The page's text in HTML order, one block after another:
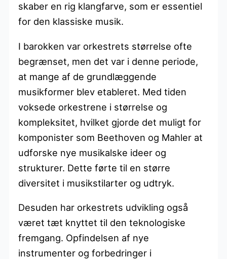
skaber en rig klangfarve, som er essentiel
for den klassiske musik.
I barokken var orkestrets størrelse ofte
begrænset, men det var i denne periode,
at mange af de grundlæggende
musikformer blev etableret. Med tiden
voksede orkestrene i størrelse og
kompleksitet, hvilket gjorde det muligt for
komponister som Beethoven og Mahler at
udforske nye musikalske ideer og
strukturer. Dette førte til en større
diversitet i musikstilarter og udtryk.
Desuden har orkestrets udvikling også
været tæt knyttet til den teknologiske
fremgang. Opfindelsen af nye
instrumenter og forbedringer i